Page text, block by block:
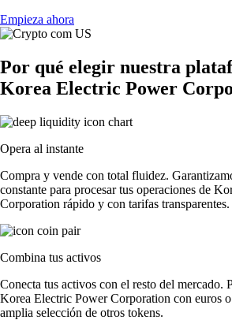
Empieza ahora
Por qué elegir nuestra
Korea Electric Power
Opera al instante
Compra y vende con total fluidez.
constante para procesar tus operaciones de
Corporation rápido y con tarifas transparentes.
Combina tus activos
Conecta tus activos con el resto del mercado.
Korea Electric Power Corporation con euros
amplia selección de otros tokens.